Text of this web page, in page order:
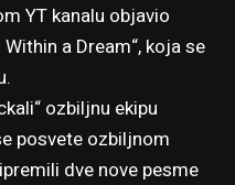
YT kanalu objavio
a Dream“, koja se
ozbiljnu ekipu
posvete ozbiljnom
dve nove pesme